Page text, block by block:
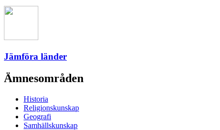
Jämföra länder
Ämnesområden
Historia
Religionskunskap
Geografi
Samhällskunskap